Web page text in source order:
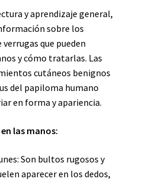
y aprendizaje general,
sobre los
que pueden
y cómo tratarlas. Las
cutáneos benignos
del papiloma humano
en forma y apariencia.
las manos:
Son bultos rugosos y
aparecer en los dedos,